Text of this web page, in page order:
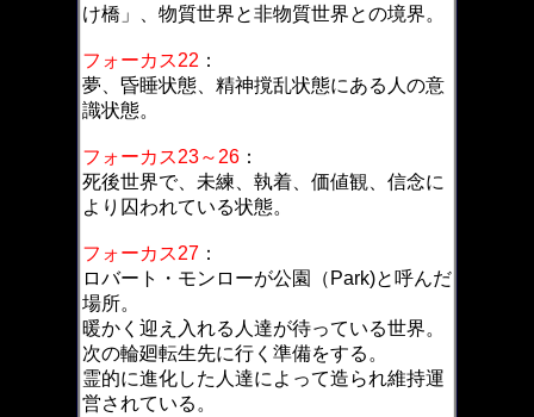
け橋」、物質世界と非物質世界との境界。
フォーカス22 ：
夢、昏睡状態、精神撹乱状態にある人の意
識状態。
フォーカス23～26 ：
死後世界で、未練、執着、価値観、信念に
より囚われている状態。
フォーカス27 ：
ロバート・モンローが公園（Park)と呼んだ
場所。
暖かく迎え入れる人達が待っている世界。
次の輪廻転生先に行く準備をする。
霊的に進化した人達によって造られ維持運
営されている。